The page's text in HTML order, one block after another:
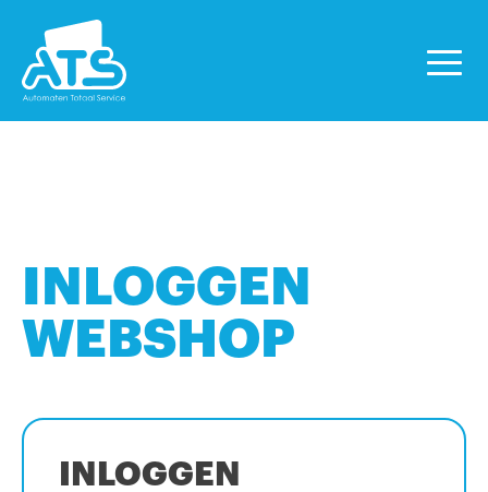
INLOGGEN
WEBSHOP
INLOGGEN